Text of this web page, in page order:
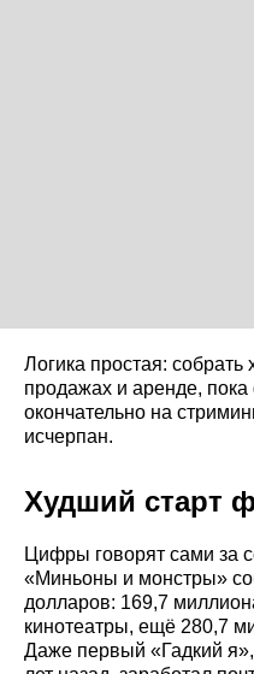
Логика простая:
продажах и аренде,
окончательно на
исчерпан.
Худший старт
Цифры говорят сами за
«Миньоны и монстры»
долларов: 169,7
кинотеатры, ещё 280,7
Даже первый «Гадкий